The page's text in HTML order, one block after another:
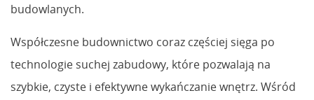
budowlanych.
Współczesne budownictwo coraz częściej sięga po
technologie suchej zabudowy, które pozwalają na
szybkie, czyste i efektywne wykańczanie wnętrz. Wśród